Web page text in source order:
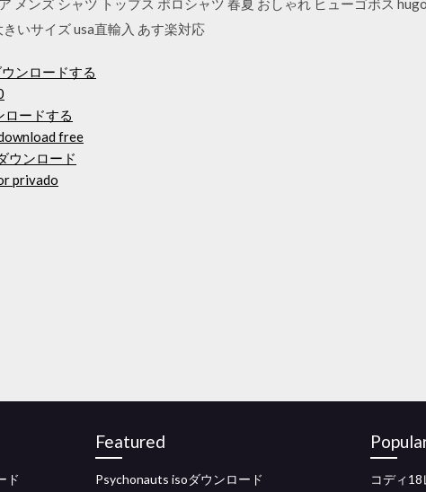
いサイズ usa直輸入 あす楽対応
ンロードする
ロードする
free
ウンロード
privado
ド
Featured
Psychonauts isoダウンロード
コディ